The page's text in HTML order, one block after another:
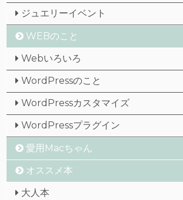
ジュエリーイベント
WEBのこと
Webいろいろ
WordPressのこと
WordPressカスタマイズ
WordPressプラグイン
愛用Macちゃん
オススメ本
大人本